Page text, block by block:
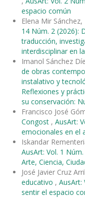
espacio común
Elena Mir Sánchez,
14 Núm. 2 (2026):
traducción,
interdisciplinar en
Imanol Sánchez
de obras
instalativo y
Reflexiones y
su conservación:
Francisco José
Congost , AusArt:
emocionales en el
Iskandar
AusArt: Vol. 1
Arte, Ciencia,
José Javier Cruz
educativo , AusArt:
sentir el espacio